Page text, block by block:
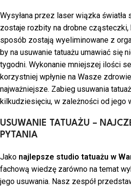
Wysyłana przez laser wiązka światła
zostaje rozbity na drobne cząsteczki,
sposób zostają wyeliminowane z
by na usuwanie tatuażu umawiać się
tygodni. Wykonanie mniejszej ilości
korzystniej wpłynie na Wasze
najważniejsze. Zabieg usuwania
kilkudziesięciu, w zależności od jego
USUWANIE TATUAŻU –
PYTANIA
Jako najlepsze studio tatuażu w
fachową wiedzę zarówno na temat
jego usuwania. Nasz zespół